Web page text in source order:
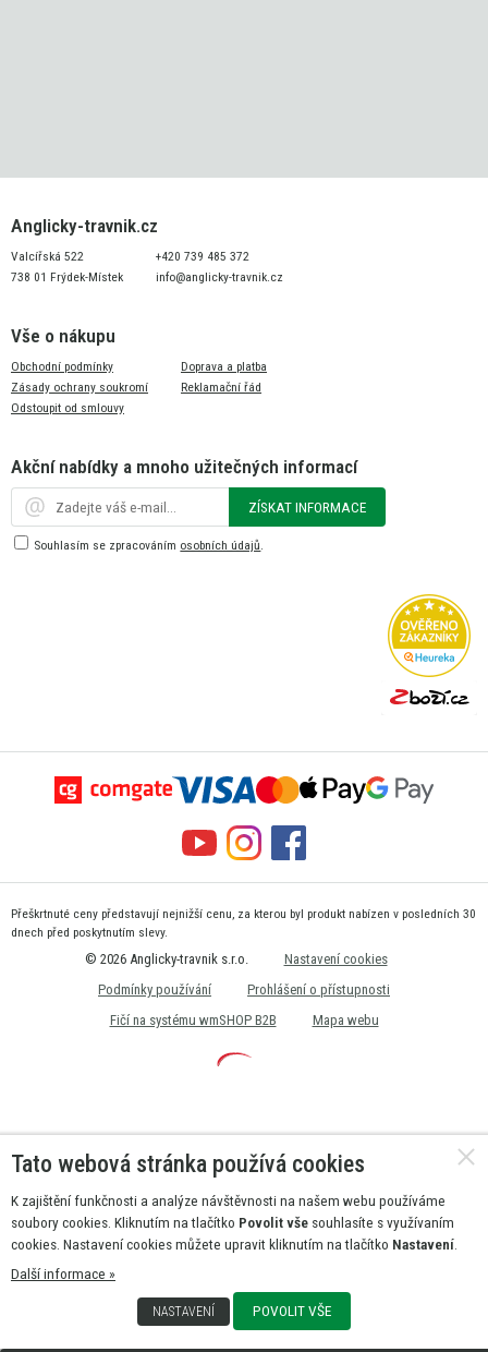
Anglicky-travnik.cz
Valcířská 522
738 01 Frýdek-Místek
+420 739 485 372
info@anglicky-travnik.cz
Vše o nákupu
Obchodní podmínky
Zásady ochrany soukromí
Odstoupit od smlouvy
Doprava a platba
Reklamační řád
Akční nabídky a mnoho užitečných informací
ZÍSKAT INFORMACE
Souhlasím se zpracováním osobních údajů.
Přeškrtnuté ceny představují nejnižší cenu, za kterou byl produkt nabízen v posledních 30
dnech před poskytnutím slevy.
© 2026 Anglicky-travnik s.r.o.
Nastavení cookies
Podmínky používání
Prohlášení o přístupnosti
Fičí na systému wmSHOP B2B
Mapa webu
Tato webová stránka používá cookies
K zajištění funkčnosti a analýze návštěvnosti na našem webu používáme
soubory cookies. Kliknutím na tlačítko Povolit vše souhlasíte s využívaním
cookies. Nastavení cookies můžete upravit kliknutím na tlačítko Nastavení
Další informace »
NASTAVENÍ POVOLIT VŠE